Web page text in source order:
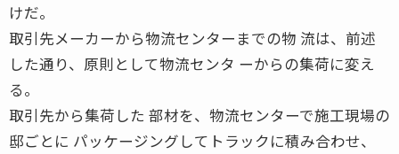
けだ。
取引先メーカーから物流センターまでの物 流は、前述
した通り、原則として物流センタ ーからの集荷に変え
る。
取引先から集荷した 部材を、物流センターで施工現場の
邸ごとに パッケージングしてトラックに積み合わせ、